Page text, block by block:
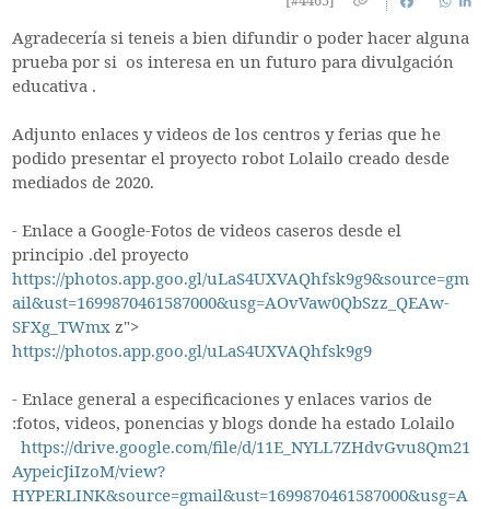
Agradecería si teneis a bien difundir o poder hacer alguna
prueba por si os interesa en un futuro para divulgación
educativa .
Adjunto enlaces y videos de los centros y ferias que he
podido presentar el proyecto robot Lolailo creado desde
mediados de 2020.
- Enlace a Google-Fotos de videos caseros desde el
principio .del proyecto
https://photos.app.goo.gl/uLaS4UXVAQhfsk9g9&source=gm
ail&ust=1699870461587000&usg=AOvVaw0QbSzz_QEAw-
SFXg_TWmx z">
https://photos.app.goo.gl/uLaS4UXVAQhfsk9g9
- Enlace general a especificaciones y enlaces varios de
:fotos, videos, ponencias y blogs donde ha estado Lolailo
https://drive.google.com/file/d/11E_NYLL7ZHdvGvu8Qm21
AypeicJiIzoM/view?
HYPERLINK&source=gmail&ust=1699870461587000&usg=A